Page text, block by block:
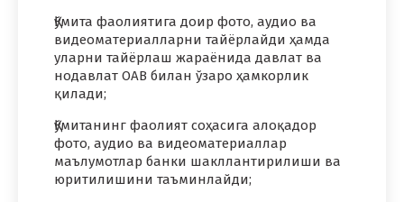
Қўмита фаолиятига доир фото, аудио ва
видеоматериалларни тайёрлайди ҳамда
уларни тайёрлаш жараёнида давлат ва
нодавлат ОАВ билан ўзаро ҳамкорлик
қилади;
Қўмитанинг фаолият соҳасига алоқадор
фото, аудио ва видеоматериаллар
маълумотлар банки шакллантирилиши ва
юритилишини таъминлайди;